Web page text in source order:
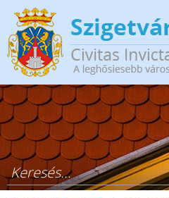
Ugrás a tartalomra
Keresés űrlap